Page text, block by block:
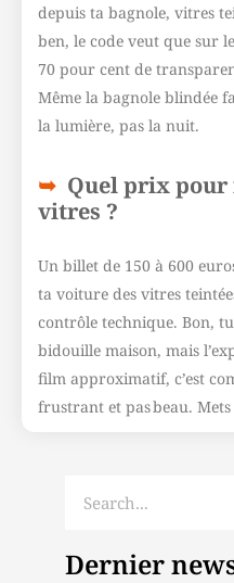
depuis ta bagnole, vitres
ben, le code veut que sur
70 pour cent de
Même la bagnole blindée
la lumière, pas la nuit.
Quel prix pour
vitres ?
Un billet de 150 à 600
ta voiture des vitres
contrôle technique. Bon,
bidouille maison, mais
film approximatif, c’est
frustrant et pas beau.
Dernier